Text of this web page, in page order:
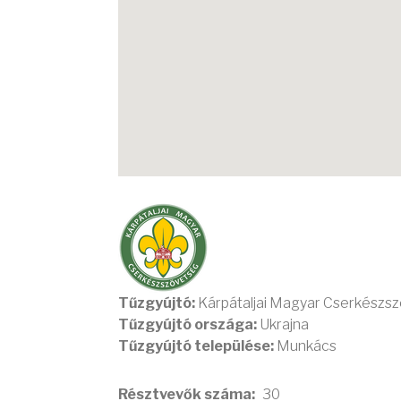
Tűzgyújtó: Kárpátaljai Magyar
Tűzgyújtó országa: Ukrajna
Tűzgyújtó települése: Munkács
Résztvevők száma 30